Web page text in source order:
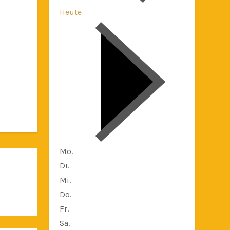
Heute
Mo.
Di.
Mi.
Do.
Fr.
Sa.